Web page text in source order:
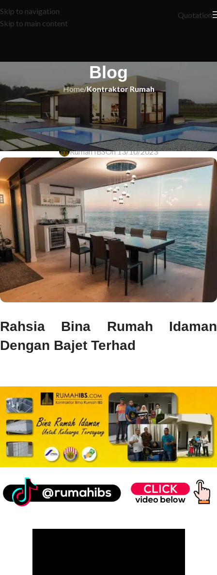
Skip to navigation
Skip to main content
Quotation
Blog
Home/Kontraktor Rumah
KONTRAKTOR RUMAH
Rahsia Bina Rumah Idaman
Dengan Bajet Terhad
Rumah IBSOn 13/10/2023
Rahsia Bina Rumah Idaman
Dengan Bajet Terhad